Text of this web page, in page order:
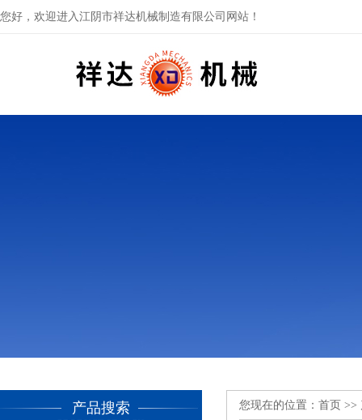
您好，欢迎进入江阴市祥达机械制造有限公司网站！
产品搜索 您现在的位置： 首页 >>